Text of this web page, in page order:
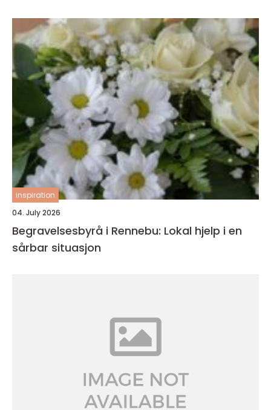
inspiration
04. July 2026
Begravelsesbyrå i Rennebu: Lokal hjelp i en
sårbar situasjon